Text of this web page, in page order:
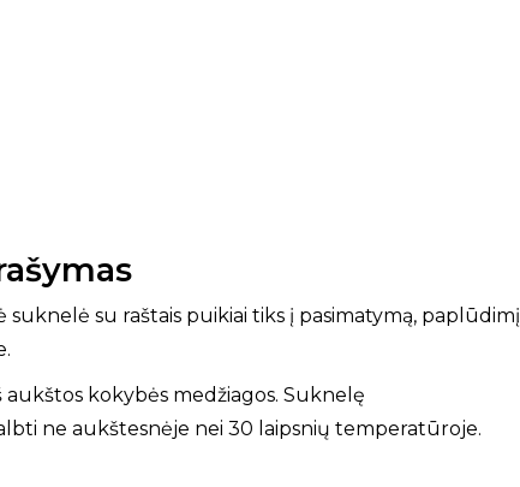
suknelė su raštais puikiai tiks į pasimatymą, paplūdimį
kokybės medžiagos. Suknelę
ne aukštesnėje nei 30 laipsnių temperatūroje.